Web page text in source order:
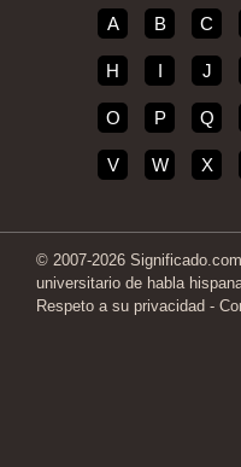
A B C
H I J
O P Q
V W X
© 2007-2026
universitario de habla
Respeto a su privacidad -